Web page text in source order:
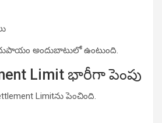
అందుబాటులో ఉంటుంది.
Limit భారీగా పెంపు
Limitను పెంచింది.